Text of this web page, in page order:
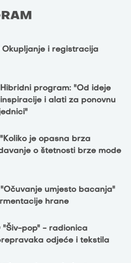
i registracija
program: "Od ideje
i alati za ponovnu
je opasna brza
o štetnosti brze mode
umjesto bacanja"
hrane
pop" - radionica
odjeće i tekstila